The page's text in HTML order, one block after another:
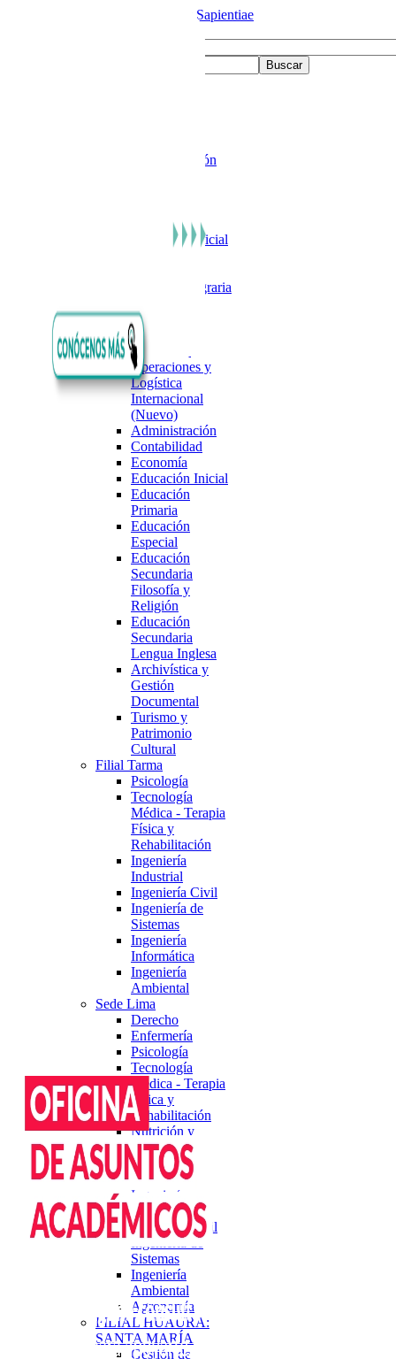
Administración
Bilingüe:
Educación Inicial
Ingeniería Agraria
Forestal
Sede Lima
Gestión de
Operaciones y
Logística
Internacional
(Nuevo)
Administración
Contabilidad
Economía
Educación Inicial
Educación
Primaria
Educación
Especial
Educación
Secundaria
Filosofía y
Religión
Educación
Secundaria
Lengua Inglesa
Archivística y
Gestión
Documental
Turismo y
Patrimonio
Cultural
Filial Tarma
Psicología
Tecnología
Médica - Terapia
Física y
Rehabilitación
Ingeniería
Industrial
Ingeniería Civil
Ingeniería de
Sistemas
Ingeniería
Informática
Ingeniería
Ambiental
Sede Lima
Derecho
Enfermería
Psicología
Tecnología
Médica - Terapia
Física y
Rehabilitación
Nutrición y
Dietética
Ingeniería
Informática
Ingeniería
Industrial
Ingeniería Civil
Ingeniería de
Sistemas
Ingeniería
Ambiental
Agronomía
FILIAL HUAURA:
SANTA MARÍA
Gestión de